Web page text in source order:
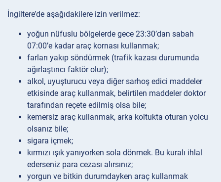
İngiltere’de aşağıdakilere izin verilmez:
yoğun nüfuslu bölgelerde gece 23:30’dan sabah
07:00’e kadar araç kornası kullanmak;
farları yakıp söndürmek (trafik kazası durumunda
ağırlaştırıcı faktör olur);
alkol, uyuşturucu veya diğer sarhoş edici maddeler
etkisinde araç kullanmak, belirtilen maddeler doktor
tarafından reçete edilmiş olsa bile;
kemersiz araç kullanmak, arka koltukta oturan yolcu
olsanız bile;
sigara içmek;
kırmızı ışık yanıyorken sola dönmek. Bu kuralı ihlal
ederseniz para cezası alırsınız;
yorgun ve bitkin durumdayken araç kullanmak